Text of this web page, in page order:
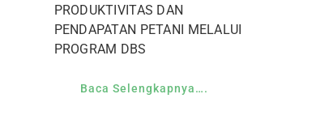
PRODUKTIVITAS DAN
PENDAPATAN PETANI MELALUI
PROGRAM DBS
Baca Selengkapnya….